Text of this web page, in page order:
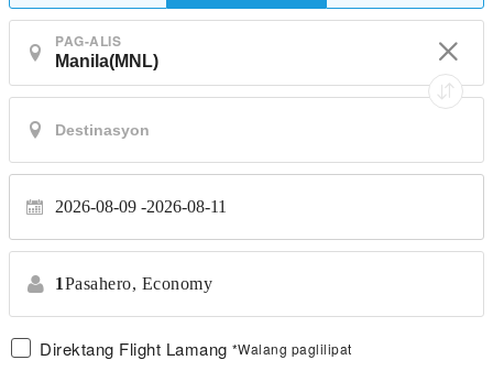
PAG-ALIS
2026-08-09 2026-08-11
1Pasahero, Economy
Direktang Flight Lamang *Walang paglilipat